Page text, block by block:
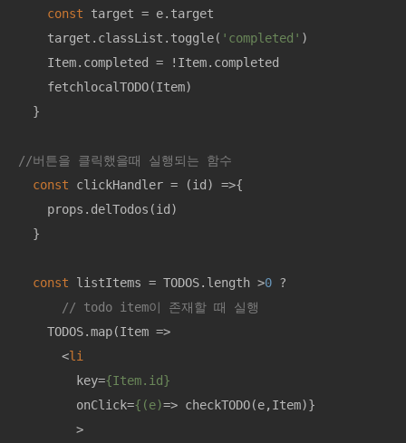
const target = e.target
    target.classList.toggle(
'completed' )
    Item.completed = !Item.completed
    fetchlocalTODO(Item)
  }
//버튼을 클릭했을때 실행되는 함수
const clickHandler = (id ) =>{
    props.delTodos(id)
  }
const listItems = TODOS.length >0 ?
// todo item이 존재할 때 실행
    TODOS.map(
Item =>
<li
key={Item.id}
onClick={(e)=> checkTODO(e,Item)}
        >